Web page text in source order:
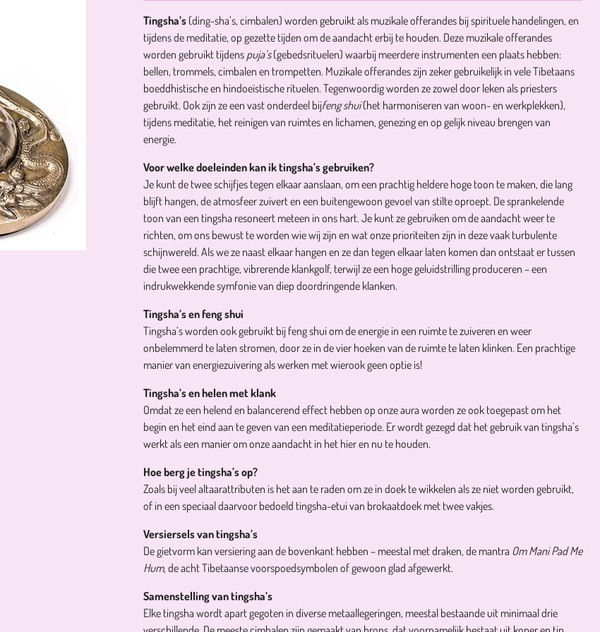
Tingsha’s (ding-sha’s, cimbalen) worden gebruikt als muzikale offerandes bij spirituele handelingen, en
tijdens de meditatie, op gezette tijden om de aandacht erbij te houden. Deze muzikale offerandes
worden gebruikt tijdens puja’s(gebedsrituelen) waarbij meerdere instrumenten een plaats hebben:
bellen, trommels, cimbalen en trompetten. Muzikale offerandes zijn zeker gebruikelijk in vele Tibetaans
boeddhistische en hindoeïstische rituelen. Tegenwoordig worden ze zowel door leken als priesters
gebruikt. Ook zijn ze een vast onderdeel bijfeng shui(het harmoniseren van woon- en werkplekken),
tijdens meditatie, het reinigen van ruimtes en lichamen, genezing en op gelijk niveau brengen van
energie.
Voor welke doeleinden kan ik tingsha’s gebruiken?
Je kunt de twee schijfjes tegen elkaar aanslaan, om een prachtig heldere hoge toon te maken, die lang
blijft hangen, de atmosfeer zuivert en een buitengewoon gevoel van stilte oproept. De sprankelende
toon van een tingsha resoneert meteen in ons hart. Je kunt ze gebruiken om de aandacht weer te
richten, om ons bewust te worden wie wij zijn en wat onze prioriteiten zijn in deze vaak turbulente
schijnwereld. Als we ze naast elkaar hangen en ze dan tegen elkaar laten komen dan ontstaat er tussen
die twee een prachtige, vibrerende klankgolf, terwijl ze een hoge geluidstrilling produceren – een
indrukwekkende symfonie van diep doordringende klanken.
Tingsha’s en feng shui
Tingsha’s worden ook gebruikt bij feng shui om de energie in een ruimte te zuiveren en weer
onbelemmerd te laten stromen, door ze in de vier hoeken van de ruimte te laten klinken. Een prachtige
manier van energiezuivering als werken met wierook geen optie is!
Tingsha’s en helen met klank
Omdat ze een helend en balancerend effect hebben op onze aura worden ze ook toegepast om het
begin en het eind aan te geven van een meditatieperiode. Er wordt gezegd dat het gebruik van tingsha’s
werkt als een manier om onze aandacht in het hier en nu te houden.
Hoe berg je tingsha’s op?
Zoals bij veel altaarattributen is het aan te raden om ze in doek te wikkelen als ze niet worden gebruikt,
of in een speciaal daarvoor bedoeld tingsha-etui van brokaatdoek met twee vakjes.
Versiersels van tingsha’s
De gietvorm kan versiering aan de bovenkant hebben – meestal met draken, de mantra Om Mani Pad Me
Hum, de acht Tibetaanse voorspoedsymbolen of gewoon glad afgewerkt.
Samenstelling van tingsha’s
Elke tingsha wordt apart gegoten in diverse metaallegeringen, meestal bestaande uit minimaal drie